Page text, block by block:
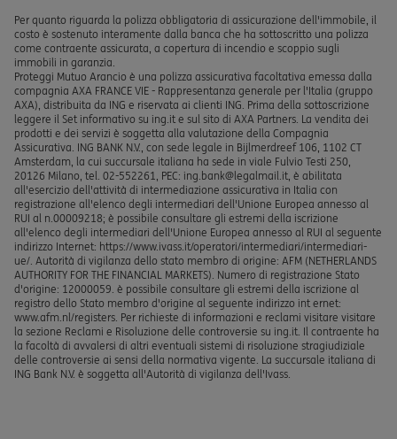
Per quanto riguarda la polizza obbligatoria di assicurazione dell'immobile, il
costo è sostenuto interamente dalla banca che ha sottoscritto una polizza
come contraente assicurata, a copertura di incendio e scoppio sugli
immobili in garanzia.
Proteggi Mutuo Arancio è una polizza assicurativa facoltativa emessa dalla
compagnia AXA FRANCE VIE - Rappresentanza generale per l'Italia (gruppo
AXA), distribuita da ING e riservata ai clienti ING. Prima della sottoscrizione
leggere il Set informativo su ing.it e sul sito di AXA Partners. La vendita dei
prodotti e dei servizi è soggetta alla valutazione della Compagnia
Assicurativa. ING BANK N.V., con sede legale in Bijlmerdreef 106, 1102 CT
Amsterdam, la cui succursale italiana ha sede in viale Fulvio Testi 250,
20126 Milano, tel. 02-552261, PEC: ing.bank@legalmail.it, è abilitata
all'esercizio dell'attività di intermediazione assicurativa in Italia con
registrazione all'elenco degli intermediari dell'Unione Europea annesso al
RUI al n.00009218; è possibile consultare gli estremi della iscrizione
all'elenco degli intermediari dell'Unione Europea annesso al RUI al seguente
indirizzo Internet: https://www.ivass.it/operatori/intermediari/intermediari-
ue/. Autorità di vigilanza dello stato membro di origine: AFM (NETHERLANDS
AUTHORITY FOR THE FINANCIAL MARKETS). Numero di registrazione Stato
d'origine: 12000059. è possibile consultare gli estremi della iscrizione al
registro dello Stato membro d'origine al seguente indirizzo int ernet:
www.afm.nl/registers. Per richieste di informazioni e reclami visitare visitare
la sezione Reclami e Risoluzione delle controversie su ing.it. Il contraente ha
la facoltà di avvalersi di altri eventuali sistemi di risoluzione stragiudiziale
delle controversie ai sensi della normativa vigente. La succursale italiana di
ING Bank N.V. è soggetta all'Autorità di vigilanza dell'Ivass.